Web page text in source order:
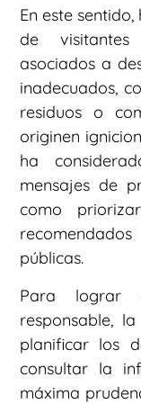
En este
de visitantes
asociados a
inadecuados,
residuos o
originen
ha
mensajes de
como
públicas.
Para lograr
responsable,
planificar los
consultar la
máxima